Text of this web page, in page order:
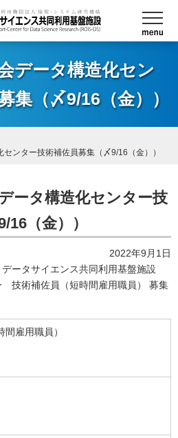
データ構造化セン
集（〆9/16（金））
センター技術補佐員募集（〆9/16（金））
ータ構造化センター技
16（金））
2022年9月1日
ータサイエンス共同利用基盤施設
技術補佐員（短時間雇用職員） 募集
雇用職員）